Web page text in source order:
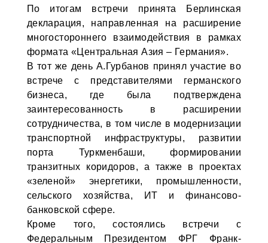
По итогам встречи принята Берлинская
декларация, направленная на расширение
многостороннего взаимодействия в рамках
формата «Центральная Азия – Германия».
В тот же день А.Гурбанов принял участие во
встрече с представителями германского
бизнеса, где была подтверждена
заинтересованность в расширении
сотрудничества, в том числе в модернизации
транспортной инфраструктуры, развитии
порта Туркменбаши, формировании
транзитных коридоров, а также в проектах
«зеленой» энергетики, промышленности,
сельского хозяйства, ИТ и финансово-
банковской сфере.
Кроме того, состоялись встречи с
Федеральным Президентом ФРГ Франк-